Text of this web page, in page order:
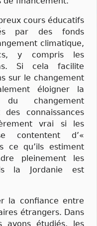
cours éducatifs
par des fonds
climatique,
y compris les
Si cela facilite
sur le changement
éloigner la
du changement
connaissances
vrai si les
contentent d’«
ce qu’ils estiment
pleinement les
la Jordanie est
la confiance entre
étrangers. Dans
avons étudiés, les